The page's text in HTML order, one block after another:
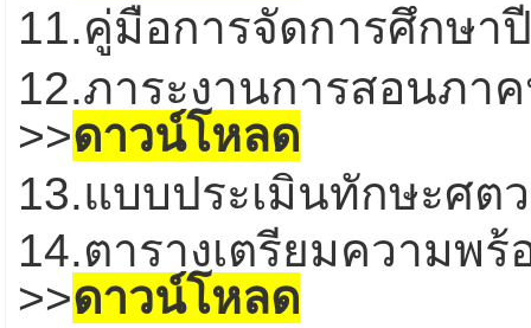
11.คู่มือการจัดการศึกษา
12.ภาระงานการสอนภา
>>ดาวน์โหลด
13.แบบประเมินทักษะศต
14.ตารางเตรียมความพ
>>ดาวน์โหลด